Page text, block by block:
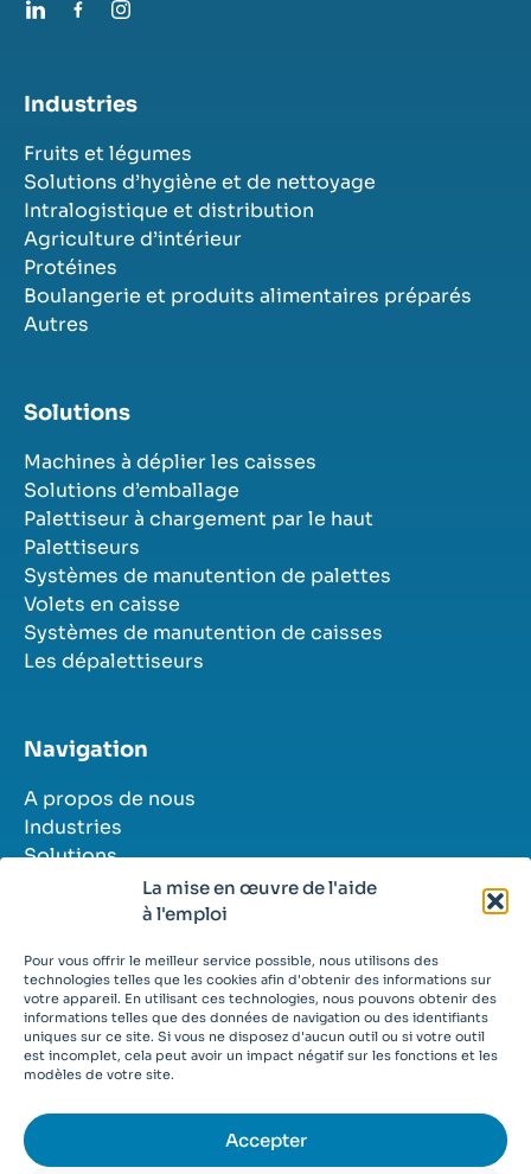
La mise en œuvre de l'aide
à l'emploi
Pour vous offrir le meilleur service possible, nous utilisons des
technologies telles que les cookies afin d'obtenir des informations sur
votre appareil. En utilisant ces technologies, nous pouvons obtenir des
informations telles que des données de navigation ou des identifiants
uniques sur ce site. Si vous ne disposez d'aucun outil ou si votre outil
est incomplet, cela peut avoir un impact négatif sur les fonctions et les
modèles de votre site.
Accepter
Industries
Fruits et légumes
Solutions d’hygiène et de nettoyage
Intralogistique et distribution
Agriculture d’intérieur
Protéines
Boulangerie et produits alimentaires préparés
Autres
Solutions
Machines à déplier les caisses
Solutions d’emballage
Palettiseur à chargement par le haut
Palettiseurs
Systèmes de manutention de palettes
Volets en caisse
Systèmes de manutention de caisses
Les dépalettiseurs
Navigation
A propos de nous
Industries
Solutions
Histoires de réussite
© 2026
Cookies